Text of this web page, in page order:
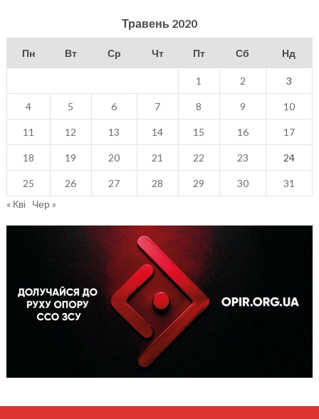
Травень 2020
Пн Вт Ср Чт Пт Сб Нд
1 2 3
4 5 6 7 8 9 10
11 12 13 14 15 16 17
18 19 20 21 22 23 24
25 26 27 28 29 30
31
« Кві Чер »